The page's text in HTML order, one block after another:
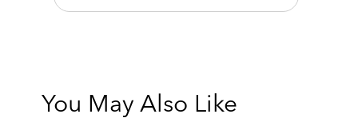
You May Also Like